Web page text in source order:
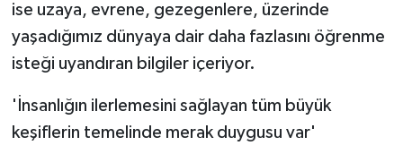
ise uzaya, evrene, gezegenlere, üzerinde
yaşadığımız dünyaya dair daha fazlasını öğrenme
isteği uyandıran bilgiler içeriyor.
'İnsanlığın ilerlemesini sağlayan tüm büyük
keşiflerin temelinde merak duygusu var'